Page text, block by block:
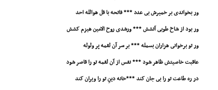
ور بخواندى بر خمیرش بى عدد *** فاتحه با قل هوالله احد
ور بود از شاخ طوبى آتشش *** ورشدى روح الامین هیزم کشش
ور تو برخوانى هزاران بسمله *** بر سر آن لقمه پر ولوله
عاقبت خاصیتش ظاهر شود *** نفس از آن لقمه تو را قاصر شود
در ره طاعت تو را بى جان کند ***خانه دینِ تو را ویران کند